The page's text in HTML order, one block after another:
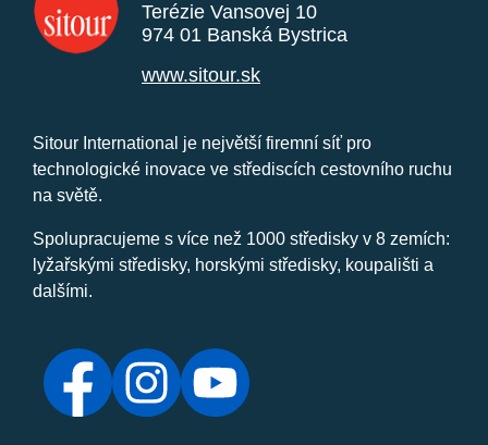
Terézie Vansovej 10
974 01 Banská Bystrica
www.sitour.sk
Sitour International je největší firemní síť pro
technologické inovace ve střediscích cestovního ruchu
na světě.
Spolupracujeme s více než 1000 středisky v 8 zemích:
lyžařskými středisky, horskými středisky, koupališti a
dalšími.